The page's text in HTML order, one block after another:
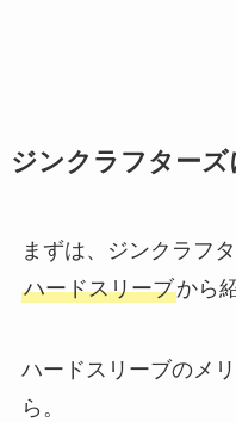
ジンクラフター
まずは、ジンクラフ
ハードスリーブから
ハードスリーブのメ
ら。